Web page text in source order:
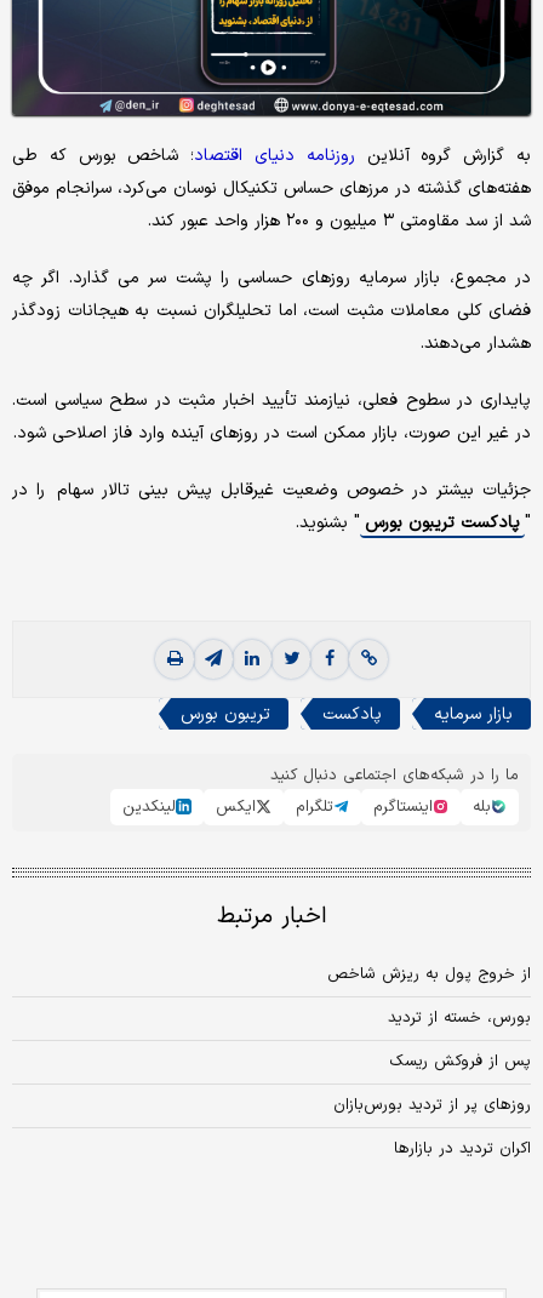
به گزارش گروه آنلاین روزنامه دنیای اقتصاد؛ شاخص بورس که طی
هفته‌های گذشته در مرزهای حساس تکنیکال نوسان می‌کرد، سرانجام موفق
شد از سد مقاومتی ۳ میلیون و ۲۰۰ هزار واحد عبور کند.
در مجموع، بازار سرمایه روزهای حساسی را پشت سر می گذارد. اگر چه
فضای کلی معاملات مثبت است، اما تحلیلگران نسبت به هیجانات زودگذر
هشدار می‌دهند.
پایداری در سطوح فعلی، نیازمند تأیید اخبار مثبت در سطح سیاسی است.
در غیر این صورت، بازار ممکن است در روزهای آینده وارد فاز اصلاحی شود.
جزئیات بیشتر در خصوص وضعیت غیرقابل پیش بینی تالار سهام را در
"پادکست تریبون بورس " بشنوید.
بازار سرمایه پادکست تریبون بورس
ما را در شبکه‌های اجتماعی دنبال کنید
بله
اینستاگرم تلگرام ایکس لینکدین
اخبار مرتبط
از خروج پول به ریزش شاخص
بورس، خسته از تردید
پس از فروکش ریسک
روزهای پر از تردید بورس‌بازان
اکران تردید در بازارها